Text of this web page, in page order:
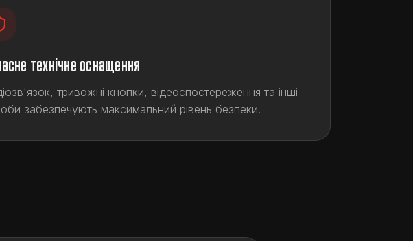
технічне оснащення
тривожні кнопки, відеоспостереження та інші
забезпечують максимальний рівень безпеки.